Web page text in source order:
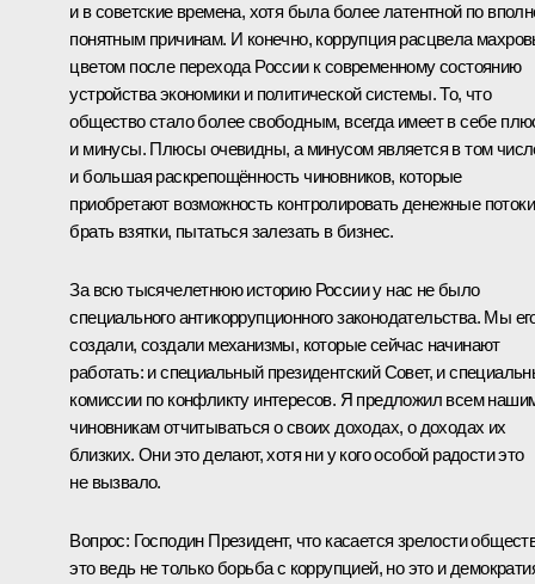
и в советские времена, хотя была более латентной по
понятным причинам. И конечно, коррупция расцвела
цветом после перехода России к современному состоянию
устройства экономики и политической системы. То, что
общество стало более свободным, всегда имеет в себе
и минусы. Плюсы очевидны, а минусом является в том
и большая раскрепощённость чиновников, которые
приобретают возможность контролировать денежные
брать взятки, пытаться залезать в бизнес.
За всю тысячелетнюю историю России у нас не было
специального антикоррупционного законодательства. Мы
создали, создали механизмы, которые сейчас начинают
работать: и специальный президентский Совет, и
комиссии по конфликту интересов. Я предложил всем
чиновникам отчитываться о своих доходах, о доходах их
близких. Они это делают, хотя ни у кого особой радости это
не вызвало.
Вопрос: Господин Президент, что касается зрелости
это ведь не только борьба с коррупцией, но это и